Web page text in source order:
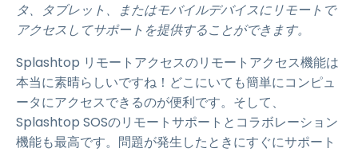
タ、タブレット、またはモバイルデバイスにリモートで
アクセスしてサポートを提供することができます。
Splashtop リモートアクセスのリモートアクセス機能は
本当に素晴らしいですね！どこにいても簡単にコンピュ
ータにアクセスできるのが便利です。そして、
Splashtop SOSのリモートサポートとコラボレーション
機能も最高です。問題が発生したときにすぐにサポート